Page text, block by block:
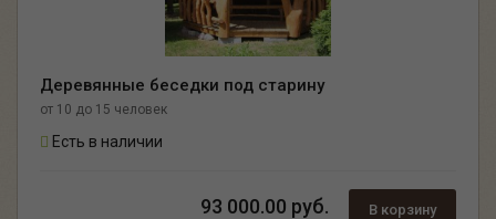
Деревянные беседки под старину
от 10 до 15 человек
Есть в наличии
93 000.00 руб. В корзину